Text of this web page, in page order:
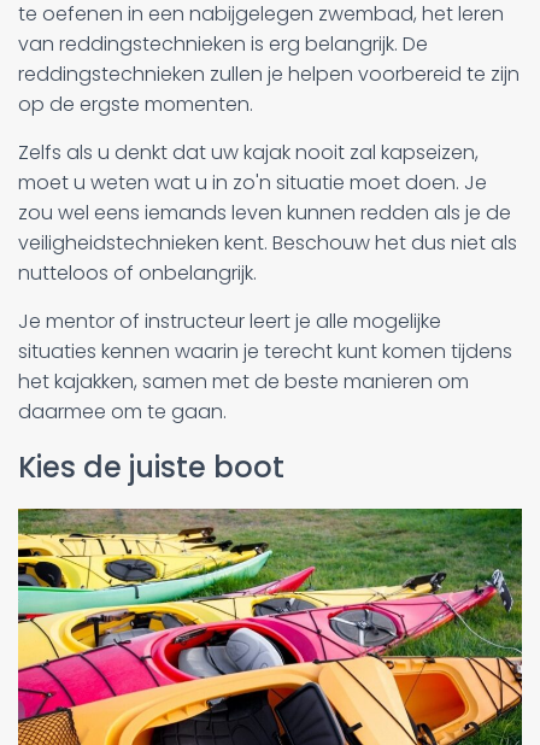
te oefenen in een nabijgelegen zwembad, het leren
van reddingstechnieken is erg belangrijk. De
reddingstechnieken zullen je helpen voorbereid te zijn
op de ergste momenten.
Zelfs als u denkt dat uw kajak nooit zal kapseizen,
moet u weten wat u in zo'n situatie moet doen. Je
zou wel eens iemands leven kunnen redden als je de
veiligheidstechnieken kent. Beschouw het dus niet als
nutteloos of onbelangrijk.
Je mentor of instructeur leert je alle mogelijke
situaties kennen waarin je terecht kunt komen tijdens
het kajakken, samen met de beste manieren om
daarmee om te gaan.
Kies de juiste boot